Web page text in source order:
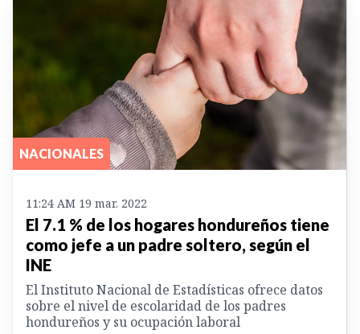
NACIONALES
11:24 AM 19 mar. 2022
El 7.1 % de los hogares hondureños tiene
como jefe a un padre soltero, según el
INE
El Instituto Nacional de Estadísticas ofrece datos
sobre el nivel de escolaridad de los padres
hondureños y su ocupación laboral